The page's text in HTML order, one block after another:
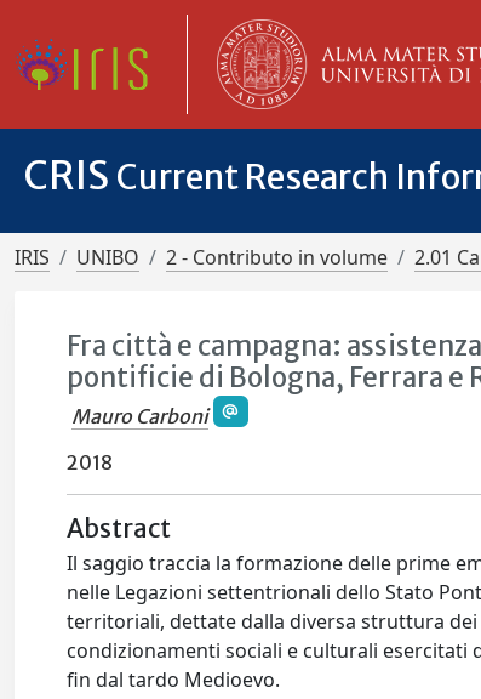
CRIS Current Research
IRIS UNIBO 2 - Contributo in volume 2.01
Fra città e campagna:
pontificie di Bologna, Ferrara e
Mauro Carboni
2018
Abstract
Il saggio traccia la formazione delle prime
nelle Legazioni settentrionali dello Stato
territoriali, dettate dalla diversa struttura
condizionamenti sociali e culturali esercitati
fin dal tardo Medioevo.